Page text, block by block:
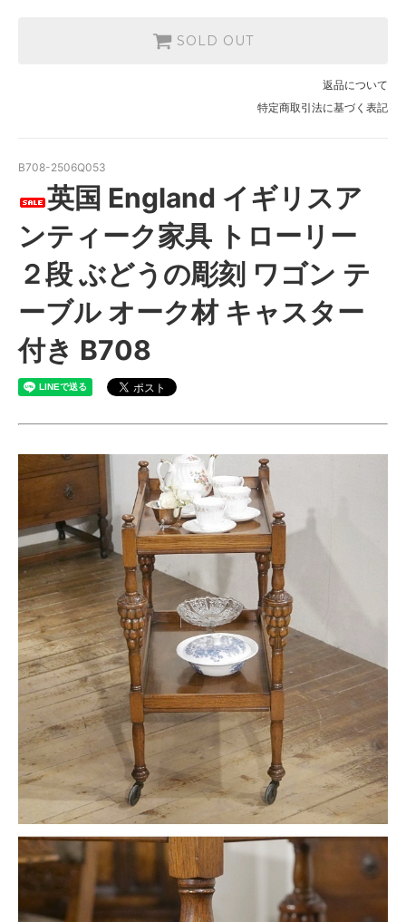
SOLD OUT
返品について
特定商取引法に基づく表記
B708-2506Q053
英国 England イギリスア
ンティーク家具 トローリー
２段 ぶどうの彫刻 ワゴン テ
ーブル オーク材 キャスター
付き B708